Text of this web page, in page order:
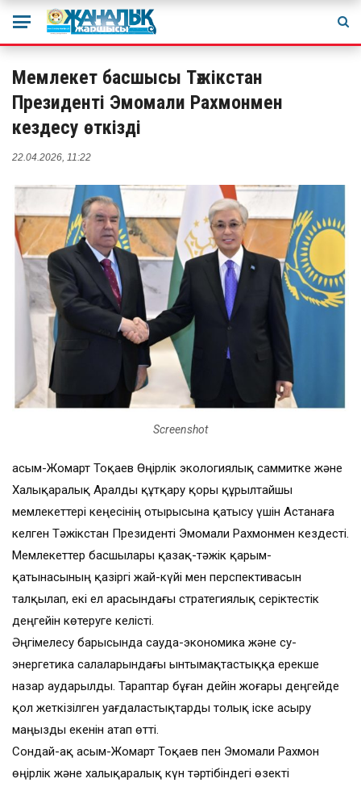
Мемлекет басшысы Тәжікстан
Президенті Эмомали Рахмонмен
кездесу өткізді
22.04.2026, 11:22
Screenshot
Қасым-Жомарт Тоқаев Өңірлік экологиялық саммитке және
Халықаралық Аралды құтқару қоры құрылтайшы
мемлекеттері кеңесінің отырысына қатысу үшін Астанаға
келген Тәжікстан Президенті Эмомали Рахмонмен кездесті.
Мемлекеттер басшылары қазақ-тәжік қарым-
қатынасының қазіргі жай-күйі мен перспективасын
талқылап, екі ел арасындағы стратегиялық серіктестік
деңгейін көтеруге келісті.
Әңгімелесу барысында сауда-экономика және су-
энергетика салаларындағы ынтымақтастыққа ерекше
назар аударылды. Тараптар бұған дейін жоғары деңгейде
қол жеткізілген уағдаластықтарды толық іске асыру
маңызды екенін атап өтті.
Сондай-ақ Қасым-Жомарт Тоқаев пен Эмомали Рахмон
өңірлік және халықаралық күн тәртібіндегі өзекті